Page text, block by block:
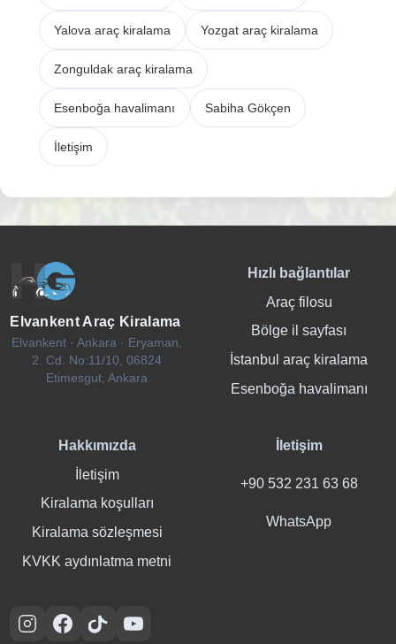
Yalova araç kiralama Yozgat araç kiralama
Zonguldak araç kiralama
Esenboğa havalimanı Sabiha Gökçen
İletişim
Elvankent Araç Kiralama
Elvankent · Ankara · Eryaman,
2. Cd. No:11/10, 06824
Etimesgut, Ankara
Hızlı bağlantılar
Araç filosu
Bölge il sayfası
İstanbul araç kiralama
Esenboğa havalimanı
Hakkımızda
İletişim
Kiralama koşulları
Kiralama sözleşmesi
KVKK aydınlatma metni
İletişim
+90 532 231 63 68
WhatsApp
InstagramFacebookTikTokYouTube